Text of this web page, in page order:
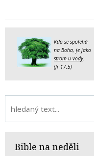
Kdo se spoléhá
na Boha, je jako
strom u vody.
(Jr 17,5)
Bible na neděli